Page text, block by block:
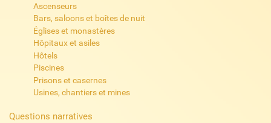
Ascenseurs
Bars, saloons et boîtes de nuit
Églises et monastères
Hôpitaux et asiles
Hôtels
Piscines
Prisons et casernes
Usines, chantiers et mines
Questions narratives